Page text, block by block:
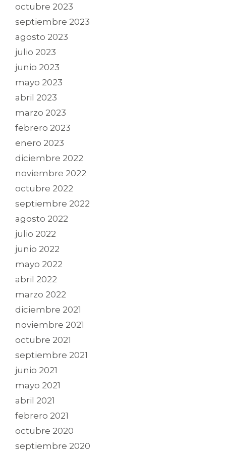
octubre 2023
septiembre 2023
agosto 2023
julio 2023
junio 2023
mayo 2023
abril 2023
marzo 2023
febrero 2023
enero 2023
diciembre 2022
noviembre 2022
octubre 2022
septiembre 2022
agosto 2022
julio 2022
junio 2022
mayo 2022
abril 2022
marzo 2022
diciembre 2021
noviembre 2021
octubre 2021
septiembre 2021
junio 2021
mayo 2021
abril 2021
febrero 2021
octubre 2020
septiembre 2020